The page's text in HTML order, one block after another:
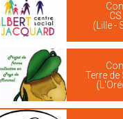
(Lille -
Terre de